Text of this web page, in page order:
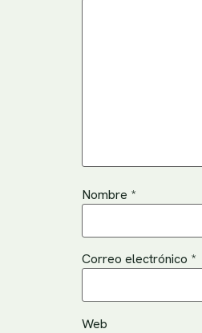
Nombre *
Correo electrónico *
Web